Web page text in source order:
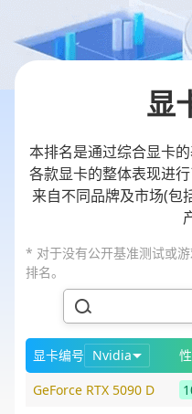
显
本排名是通过综合显卡
各款显卡的整体表现进
来自不同品牌及市场(包
* 对于没有公开基准测试或
排名。
显卡编号 Nvidia
GeForce RTX 5090 D